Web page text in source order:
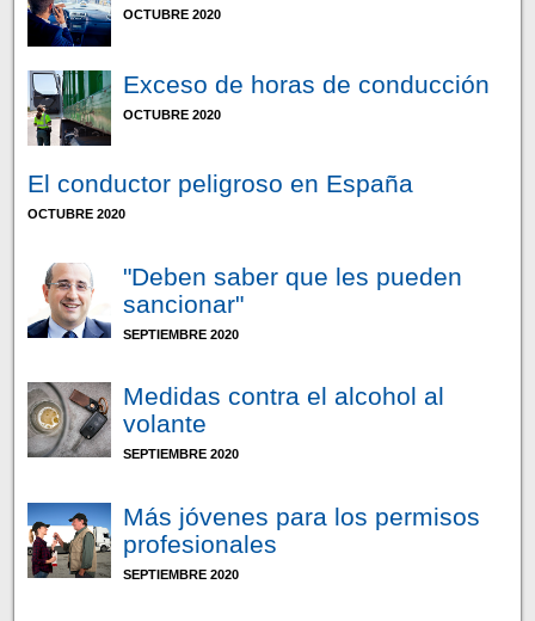
OCTUBRE 2020
Exceso de horas de conducción
OCTUBRE 2020
El conductor peligroso en España
OCTUBRE 2020
"Deben saber que les pueden
sancionar"
SEPTIEMBRE 2020
Medidas contra el alcohol al
volante
SEPTIEMBRE 2020
Más jóvenes para los permisos
profesionales
SEPTIEMBRE 2020